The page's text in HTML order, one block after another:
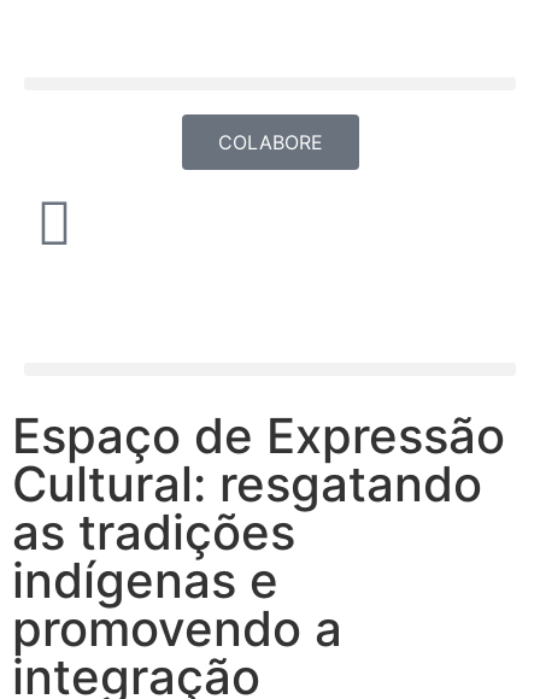
COLABORE
Espaço de Expressão
Cultural: resgatando
as tradições
indígenas e
promovendo a
integração